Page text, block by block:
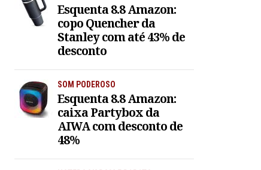
Esquenta 8.8 Amazon:
copo Quencher da
Stanley com até 43% de
desconto
SOM PODEROSO
Esquenta 8.8 Amazon:
caixa Partybox da
AIWA com desconto de
48%